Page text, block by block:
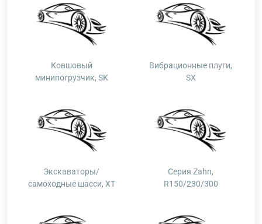
Ковшовый
минипогрузчик, SK
Вибрационные плуги,
SX
Экскаваторы/
самоходные шасси, XT
Серия Zahn,
R150/230/300